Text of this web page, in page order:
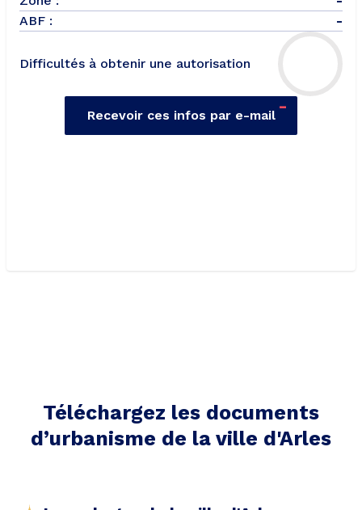
ABF :
-
Difficultés à obtenir une autorisation
-
Recevoir ces infos par e-mail
Téléchargez les documents
d’urbanisme de la ville d'Arles